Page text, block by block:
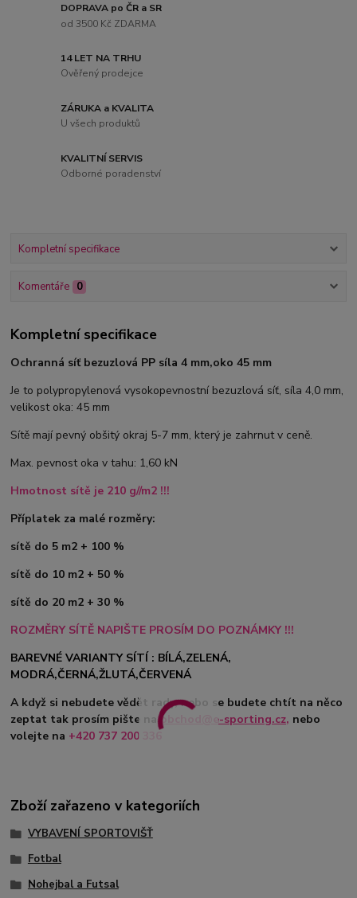
DOPRAVA po ČR a SR
od 3500 Kč ZDARMA
14 LET NA TRHU
Ověřený prodejce
ZÁRUKA a KVALITA
U všech produktů
KVALITNÍ SERVIS
Odborné poradenství
Kompletní specifikace
Komentáře 0
Kompletní specifikace
Ochranná síť bezuzlová PP síla 4 mm,oko 45 mm
Je to polypropylenová vysokopevnostní bezuzlová síť, síla 4,0 mm,
velikost oka: 45 mm
Sítě mají pevný obšitý okraj 5-7 mm, který je zahrnut v ceně.
Max. pevnost oka v tahu: 1,60 kN
Hmotnost sítě je 210 g//m2 !!!
Příplatek za malé rozměry:
sítě do 5 m2 + 100 %
sítě do 10 m2 + 50 %
sítě do 20 m2 + 30 %
ROZMĚRY SÍTĚ NAPIŠTE PROSÍM DO POZNÁMKY !!!
BAREVNÉ VARIANTY SÍTÍ : BÍLÁ,ZELENÁ,
MODRÁ,ČERNÁ,ŽLUTÁ,ČERVENÁ
A když si nebudete vědět rady, nebo se budete chtít na něco
zeptat tak prosím pište na obchod@e-sporting.cz, nebo
volejte na +420 737 200 336
Zboží zařazeno v kategoriích
VYBAVENÍ SPORTOVIŠŤ
Fotbal
Nohejbal a Futsal